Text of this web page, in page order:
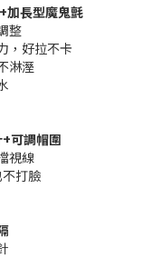
加長型魔鬼氈
整
，好拉不卡
淋溼
可調帽圍
視線
打臉